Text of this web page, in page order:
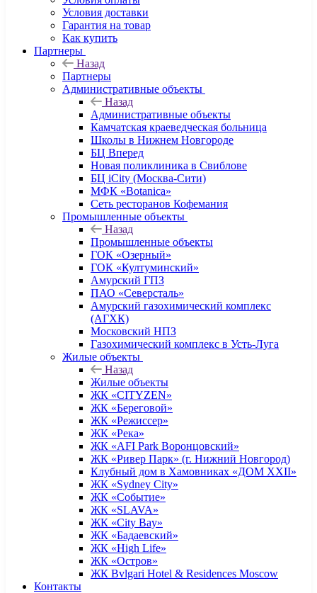
Условия доставки
Гарантия на товар
Как купить
Партнеры
Назад
Партнеры
Административные объекты
Назад
Административные объекты
Камчатская краеведческая больница
Школы в Нижнем Новгороде
БЦ Вперед
Новая поликлиника в Свиблове
БЦ iCity (Москва-Сити)
МФК «Botanica»
Сеть ресторанов Кофемания
Промышленные объекты
Назад
Промышленные объекты
ГОК «Озерный»
ГОК «Култуминский»
Амурский ГПЗ
ПАО «Северсталь»
Амурский газохимический комплекс
(АГХК)
Московский НПЗ
Газохимический комплекс в Усть-Луга
Жилые объекты
Назад
Жилые объекты
ЖК «CITYZEN»
ЖК «Береговой»
ЖК «Режиссер»
ЖК «Река»
ЖК «AFI Park Воронцовский»
ЖК «Ривер Парк» (г. Нижний Новгород)
Клубный дом в Хамовниках «ДОМ XXII»
ЖК «Sydney City»
ЖК «Событие»
ЖК «SLAVA»
ЖК «City Bay»
ЖК «Бадаевский»
ЖК «High Life»
ЖК «Остров»
ЖК Bvlgari Hotel & Residences Moscow
Контакты